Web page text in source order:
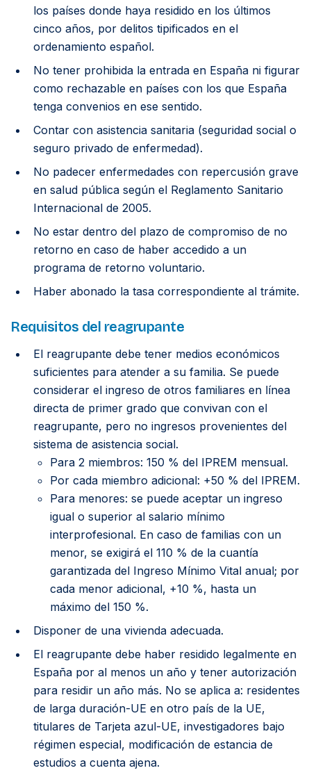
los países donde haya residido en los últimos
cinco años, por delitos tipificados en el
ordenamiento español.
No tener prohibida la entrada en España ni figurar
como rechazable en países con los que España
tenga convenios en ese sentido.
Contar con asistencia sanitaria (seguridad social o
seguro privado de enfermedad).
No padecer enfermedades con repercusión grave
en salud pública según el Reglamento Sanitario
Internacional de 2005.
No estar dentro del plazo de compromiso de no
retorno en caso de haber accedido a un
programa de retorno voluntario.
Haber abonado la tasa correspondiente al trámite.
Requisitos del reagrupante
El reagrupante debe tener medios económicos
suficientes para atender a su familia. Se puede
considerar el ingreso de otros familiares en línea
directa de primer grado que convivan con el
reagrupante, pero no ingresos provenientes del
sistema de asistencia social.
Para 2 miembros: 150 % del IPREM mensual.
Por cada miembro adicional: +50 % del IPREM.
Para menores: se puede aceptar un ingreso
igual o superior al salario mínimo
interprofesional. En caso de familias con un
menor, se exigirá el 110 % de la cuantía
garantizada del Ingreso Mínimo Vital anual; por
cada menor adicional, +10 %, hasta un
máximo del 150 %.
Disponer de una vivienda adecuada.
El reagrupante debe haber residido legalmente en
España por al menos un año y tener autorización
para residir un año más. No se aplica a: residentes
de larga duración-UE en otro país de la UE,
titulares de Tarjeta azul-UE, investigadores bajo
régimen especial, modificación de estancia de
estudios a cuenta ajena.